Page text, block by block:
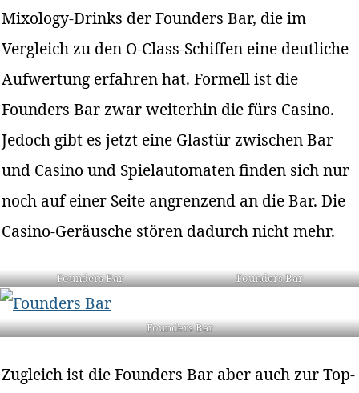
Mixology-Drinks der Founders Bar, die im
Vergleich zu den O-Class-Schiffen eine deutliche
Aufwertung erfahren hat. Formell ist die
Founders Bar zwar weiterhin die fürs Casino.
Jedoch gibt es jetzt eine Glastür zwischen Bar
und Casino und Spielautomaten finden sich nur
noch auf einer Seite angrenzend an die Bar. Die
Casino-Geräusche stören dadurch nicht mehr.
Founders Bar Founders Bar
Founders Bar
Zugleich ist die Founders Bar aber auch zur Top-